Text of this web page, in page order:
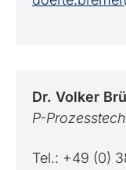
Dr. Volker
P-
Tel.: +49 (0)